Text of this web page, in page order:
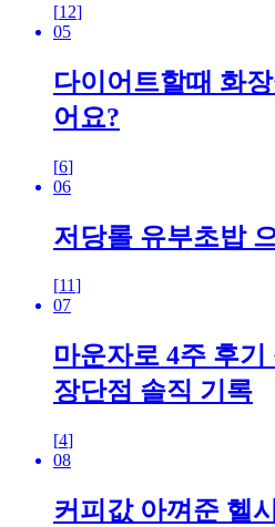
[12]
05
다이어트할때 화
어요?
[6]
06
저당롤 유부초밥
[11]
07
마운자로 4주 후기
장단점 솔직 기록
[4]
08
커피값 아껴준 헬